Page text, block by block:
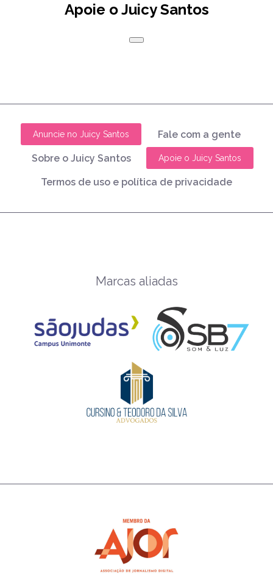
Apoie o Juicy Santos
Anuncie no Juicy Santos Fale com a gente
Sobre o Juicy Santos Apoie o Juicy Santos
Termos de uso e política de privacidade
Marcas aliadas